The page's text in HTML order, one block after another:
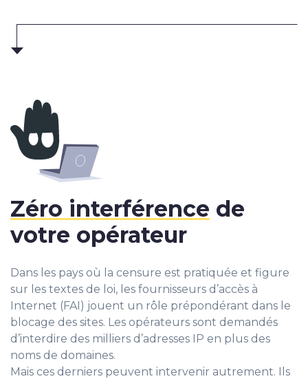
Dans les pays où la censure est pratiquée et figure
sur les textes de loi, les fournisseurs d’accès à
Internet (FAI) jouent un rôle prépondérant dans le
blocage des sites. Les opérateurs sont demandés
d’interdire des milliers d’adresses IP en plus des
noms de domaines.
Mais ces derniers peuvent intervenir autrement. Ils
Zéro interférence de
votre opérateur